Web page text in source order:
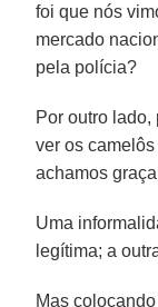
foi que nós
mercado
pela polícia?
Por outro lado,
ver os
achamos
Uma
legítima; a
Mas